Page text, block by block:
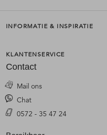
INFORMATIE & INSPIRATIE
KLANTENSERVICE
Contact
Mail ons
Chat
0572 - 35 47 24